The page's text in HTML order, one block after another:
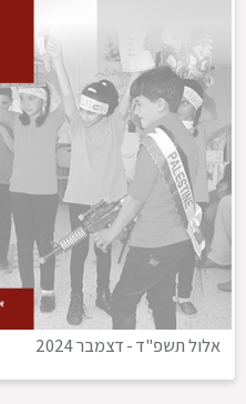
אלול תשפ"ד-דצמבר 2024